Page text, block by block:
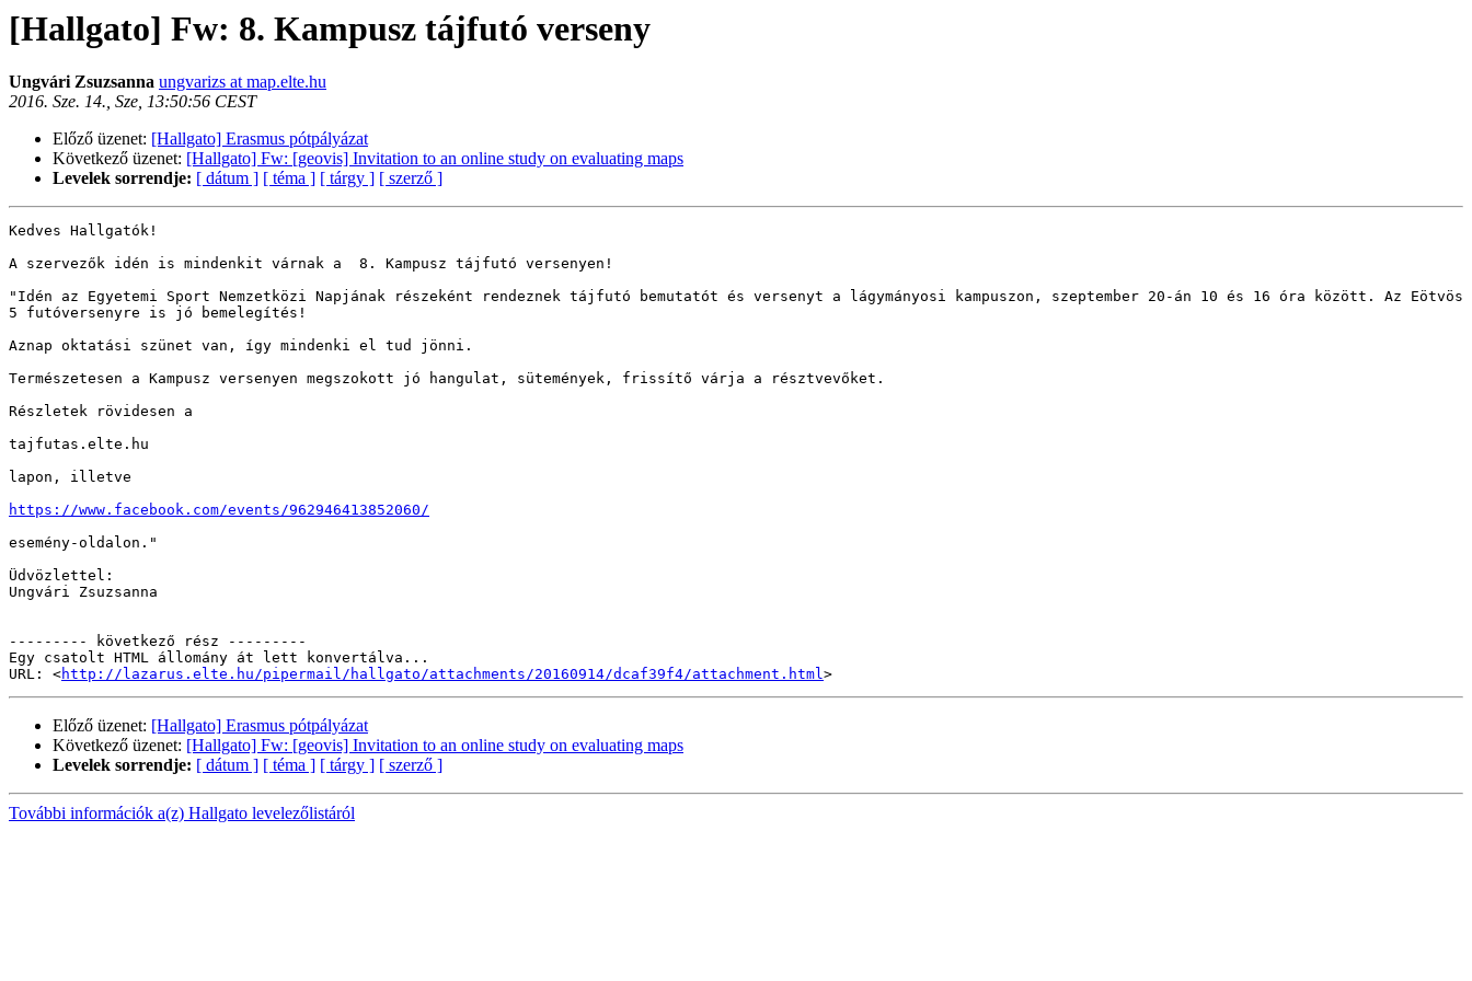
[Hallgato] Fw: 8. Kampusz tájfutó verseny
Ungvári Zsuzsanna ungvarizs at map.elte.hu
2016. Sze. 14., Sze, 13:50:56 CEST
Előző üzenet: [Hallgato] Erasmus pótpályázat
Következő üzenet: [Hallgato] Fw: [geovis] Invitation to an online study on evaluating maps
Levelek sorrendje: [ dátum ] [ téma ] [ tárgy ] [ szerző ]
Kedves Hallgatók!
A szervezők idén is mindenkit várnak a  8. Kampusz tájfutó versenyen!
"Idén az Egyetemi Sport Nemzetközi Napjának részeként rendeznek tájfutó bemutatót és versenyt a lágymányosi kampuszon, szeptember 20-án 10 és 16 óra között. Az Eötvös
5 futóversenyre is jó bemelegítés!
Aznap oktatási szünet van, így mindenki el tud jönni.
Természetesen a Kampusz versenyen megszokott jó hangulat, sütemények, frissítő várja a résztvevőket.
Részletek rövidesen a
tajfutas.elte.hu
lapon, illetve
https://www.facebook.com/events/962946413852060/
esemény-oldalon."
Üdvözlettel:
Ungvári Zsuzsanna
--------- következő rész ---------
Egy csatolt HTML állomány át lett konvertálva...
URL: <http://lazarus.elte.hu/pipermail/hallgato/attachments/20160914/dcaf39f4/attachment.html
Előző üzenet: [Hallgato] Erasmus pótpályázat
Következő üzenet: [Hallgato] Fw: [geovis] Invitation to an online study on evaluating maps
Levelek sorrendje: [ dátum ] [ téma ] [ tárgy ] [ szerző ]
További információk a(z) Hallgato levelezőlistáról